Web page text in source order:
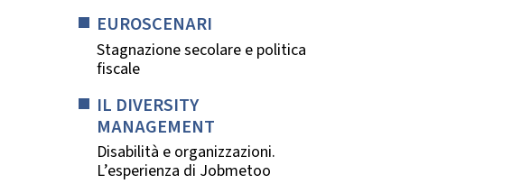
EUROSCENARI
Stagnazione secolare e politica
fiscale
IL DIVERSITY
MANAGEMENT
Disabilità e organizzazioni.
L’esperienza di Jobmetoo